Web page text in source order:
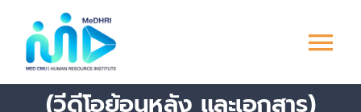
content
หน้าแรก(วีดีโอย้อนหลัง และเอกสาร)